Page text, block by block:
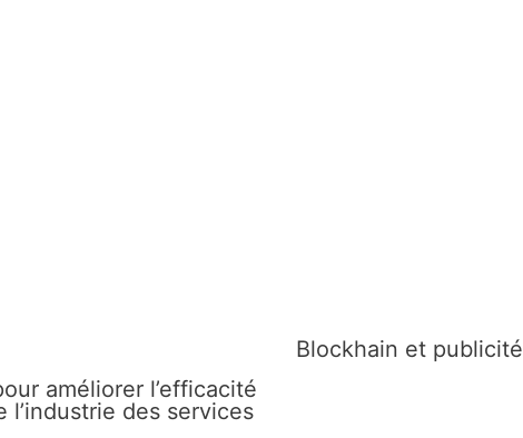
améliorer l’efficacité
l’industrie des services
Blockhain et publicité